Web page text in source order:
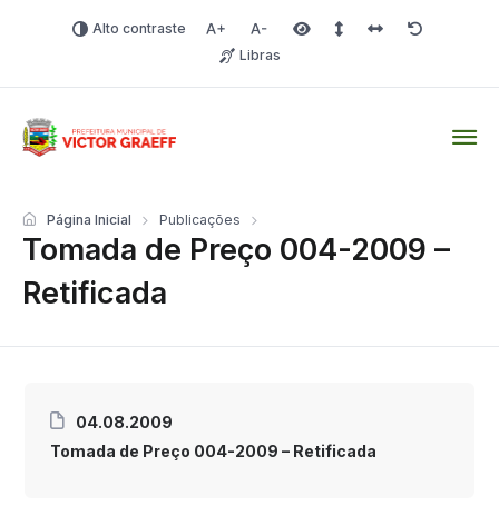
Alto contraste Aumentar fonte
Diminuir fonteÁrea selecionada
Espaçamento de linha
Espaço dos
Redefinir
Libras
Tomada de Preço 004-2009 –
Retificada
Página Inicial Publicações
04.08.2009
Tomada de Preço 004-2009 – Retificada